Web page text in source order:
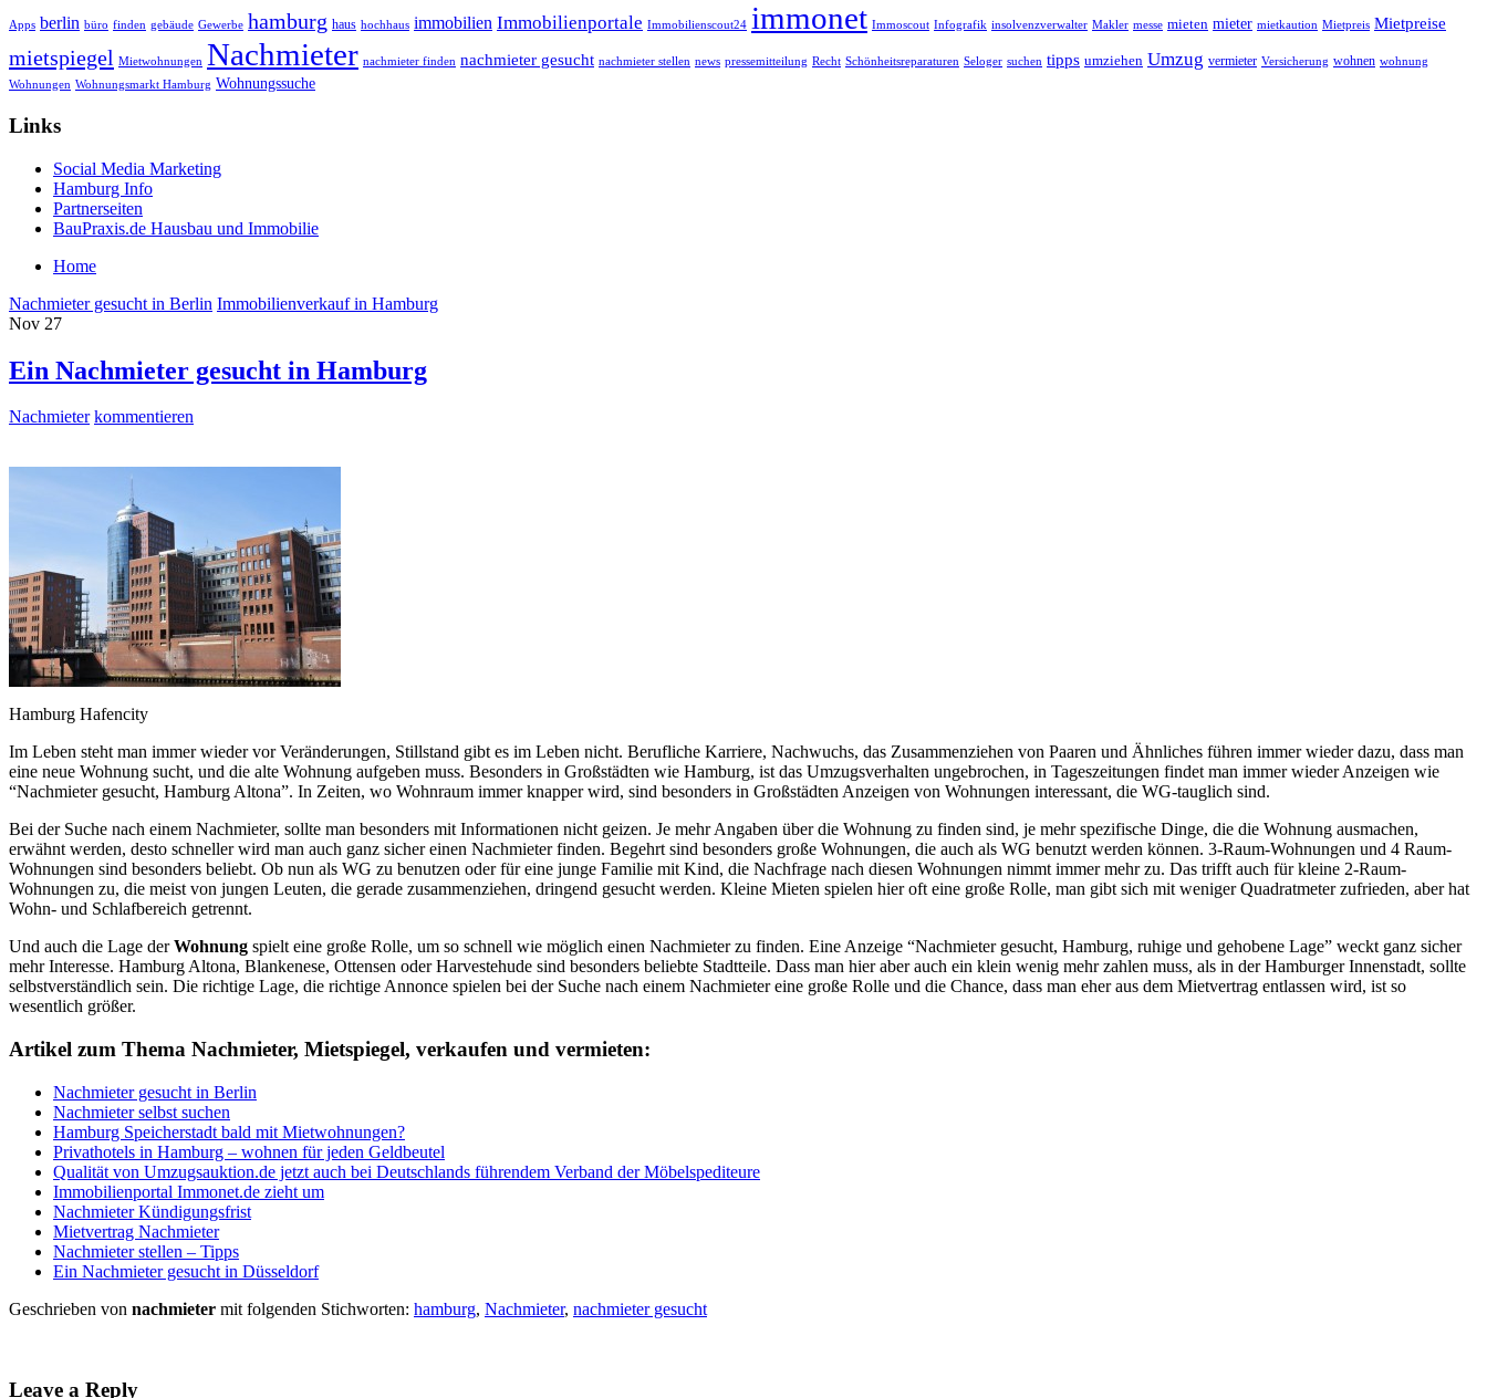
Apps berlin büro finden gebäude Gewerbe hamburg haus hochhaus immobilien Immobilienportale Immobilienscout24 immonet Immoscout Infografik insolvenzverwalter Makler messe mieten mieter mietkaution Mietpreis Mietpreise
mietspiegel Mietwohnungen Nachmieter nachmieter finden nachmieter gesucht nachmieter stellen news pressemitteilung Recht Schönheitsreparaturen Seloger suchen tipps umziehen Umzug vermieter Versicherung wohnen wohnung
Wohnungen Wohnungsmarkt Hamburg Wohnungssuche
Links
Social Media Marketing
Hamburg Info
Partnerseiten
BauPraxis.de Hausbau und Immobilie
Home
Nachmieter gesucht in Berlin Immobilienverkauf in Hamburg
Nov 27
Ein Nachmieter gesucht in Hamburg
Nachmieter kommentieren
Hamburg Hafencity
Im Leben steht man immer wieder vor Veränderungen, Stillstand gibt es im Leben nicht. Berufliche Karriere, Nachwuchs, das Zusammenziehen von Paaren und Ähnliches führen immer wieder dazu, dass man
eine neue Wohnung sucht, und die alte Wohnung aufgeben muss. Besonders in Großstädten wie Hamburg, ist das Umzugsverhalten ungebrochen, in Tageszeitungen findet man immer wieder Anzeigen wie
“Nachmieter gesucht, Hamburg Altona”. In Zeiten, wo Wohnraum immer knapper wird, sind besonders in Großstädten Anzeigen von Wohnungen interessant, die WG-tauglich sind.
Bei der Suche nach einem Nachmieter, sollte man besonders mit Informationen nicht geizen. Je mehr Angaben über die Wohnung zu finden sind, je mehr spezifische Dinge, die die Wohnung ausmachen,
erwähnt werden, desto schneller wird man auch ganz sicher einen Nachmieter finden. Begehrt sind besonders große Wohnungen, die auch als WG benutzt werden können. 3-Raum-Wohnungen und 4 Raum-
Wohnungen sind besonders beliebt. Ob nun als WG zu benutzen oder für eine junge Familie mit Kind, die Nachfrage nach diesen Wohnungen nimmt immer mehr zu. Das trifft auch für kleine 2-Raum-
Wohnungen zu, die meist von jungen Leuten, die gerade zusammenziehen, dringend gesucht werden. Kleine Mieten spielen hier oft eine große Rolle, man gibt sich mit weniger Quadratmeter zufrieden, aber hat
Wohn- und Schlafbereich getrennt.
Und auch die Lage derWohnung spielt eine große Rolle, um so schnell wie möglich einen Nachmieter zu finden. Eine Anzeige “Nachmieter gesucht, Hamburg, ruhige und gehobene Lage” weckt ganz sicher
mehr Interesse. Hamburg Altona, Blankenese, Ottensen oder Harvestehude sind besonders beliebte Stadtteile. Dass man hier aber auch ein klein wenig mehr zahlen muss, als in der Hamburger Innenstadt, sollte
selbstverständlich sein. Die richtige Lage, die richtige Annonce spielen bei der Suche nach einem Nachmieter eine große Rolle und die Chance, dass man eher aus dem Mietvertrag entlassen wird, ist so
wesentlich größer.
Artikel zum Thema Nachmieter, Mietspiegel, verkaufen und vermieten:
Nachmieter gesucht in Berlin
Nachmieter selbst suchen
Hamburg Speicherstadt bald mit Mietwohnungen?
Privathotels in Hamburg – wohnen für jeden Geldbeutel
Qualität von Umzugsauktion.de jetzt auch bei Deutschlands führendem Verband der Möbelspediteure
Immobilienportal Immonet.de zieht um
Nachmieter Kündigungsfrist
Mietvertrag Nachmieter
Nachmieter stellen – Tipps
Ein Nachmieter gesucht in Düsseldorf
Geschrieben von nachmieter mit folgenden Stichworten: hamburg, Nachmieter, nachmieter gesucht
Leave a Reply